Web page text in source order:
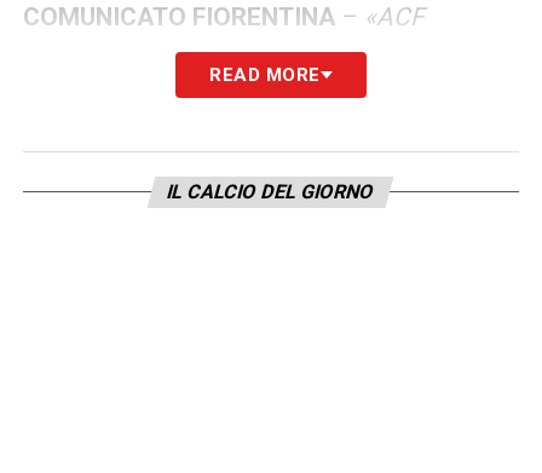
COMUNICATO FIORENTINA– «ACF
Fiorentina comunica di aver acquisito, a
titolo definitivo, i diritti alle prestazioni
2003, è cresciuto nel settore giovanile
READ MORE
IL CALCIO DEL GIORNO